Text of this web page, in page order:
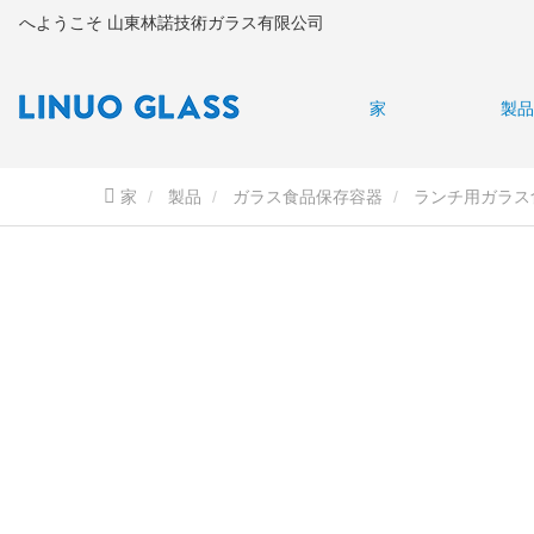
へようこそ 山東林諾技術ガラス有限公司
家 製品
家 製品 ガラス食品保存容器 ランチ用ガラ